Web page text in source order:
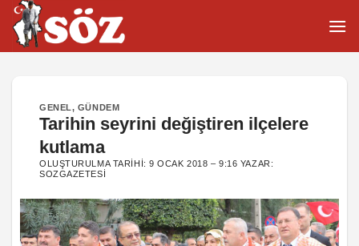
İçeriğe
atla
GENEL, GÜNDEM
Tarihin seyrini değiştiren ilçelere
kutlama
OLUŞTURULMA TARIHI:9 OCAK 2018 – 9:16 YAZAR:
SOZGAZETESI